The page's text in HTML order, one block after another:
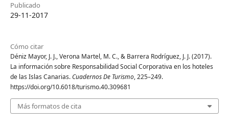
Publicado
29-11-2017
Cómo citar
Déniz Mayor, J. J., Verona Martel, M. C., & Barrera Rodríguez, J. J. (2017).
La información sobre Responsabilidad Social Corporativa en los hoteles
de las Islas Canarias.Cuadernos De Turismo, 225–249.
https://doi.org/10.6018/turismo.40.309681
Más formatos de cita